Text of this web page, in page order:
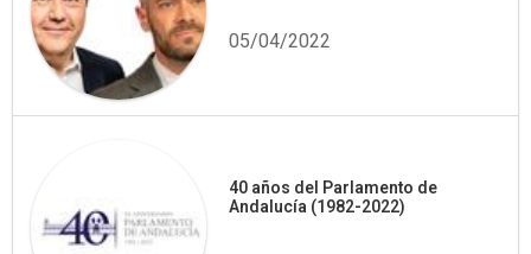
05/04/2022
40 años del Parlamento de
Andalucía (1982-2022)